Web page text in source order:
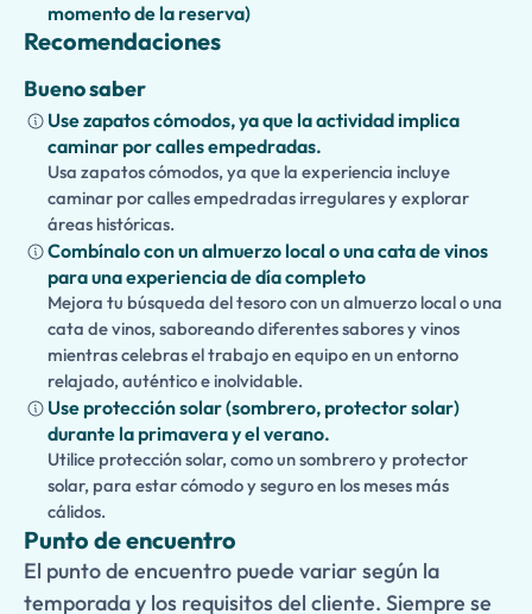
deliciosas especialidades locales que destacan los
sabores auténticos de Campania.
Esta excursión costera privada combina perfectamente
historia, cultura y gastronomía mientras ofrece la
flexibilidad y comodidad del transporte privado con
retorno garantizado a tiempo a su crucero. Para hacer
que su día sea aún más memorable, también puede
añadir una visita opcional a los pintorescos pueblos
costeros deAgropolioSanta Maria di Castellabate
joyas de la hermosa Costa del Cilento.
momento de la reserva)
Recomendaciones
Bueno saber
Use zapatos cómodos, ya que la actividad implica
caminar por calles empedradas.
Usa zapatos cómodos, ya que la experiencia incluye
caminar por calles empedradas irregulares y explorar
áreas históricas.
Combínalo con un almuerzo local o una cata de vinos
para una experiencia de día completo
Mejora tu búsqueda del tesoro con un almuerzo local o una
cata de vinos, saboreando diferentes sabores y vinos
mientras celebras el trabajo en equipo en un entorno
relajado, auténtico e inolvidable.
Use protección solar (sombrero, protector solar)
durante la primavera y el verano.
Utilice protección solar, como un sombrero y protector
solar, para estar cómodo y seguro en los meses más
cálidos.
Punto de encuentro
El punto de encuentro puede variar según la
temporada y los requisitos del cliente. Siempre se